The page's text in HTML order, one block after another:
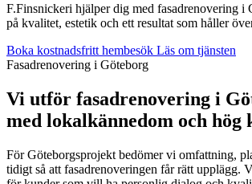
F.Finsnickeri hjälper dig med fasadrenovering i
på kvalitet, estetik och ett resultat som håller
Boka kostnadsfritt hembesök Läs om tjänsten
Fasadrenovering i Göteborg
Vi utför fasadrenovering i
med lokalkännedom och hög
För Göteborgsprojekt bedömer vi omfattning,
tidigt så att fasadrenoveringen får rätt upplägg.